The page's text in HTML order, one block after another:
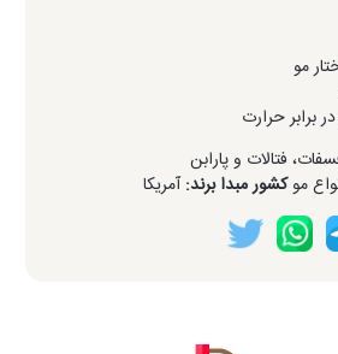
مو
برابر حرارت
فتالات و پارابن
مو کشور مبدا برند:آمریکا